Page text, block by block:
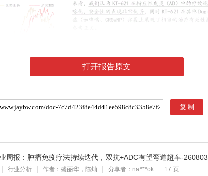
打开报告原文
周报：肿瘤免疫疗法持续迭代，双抗+ADC有望弯道超车-260803
行业分析 作者：盛丽华，陈灿 分享者：na***ok 17 页